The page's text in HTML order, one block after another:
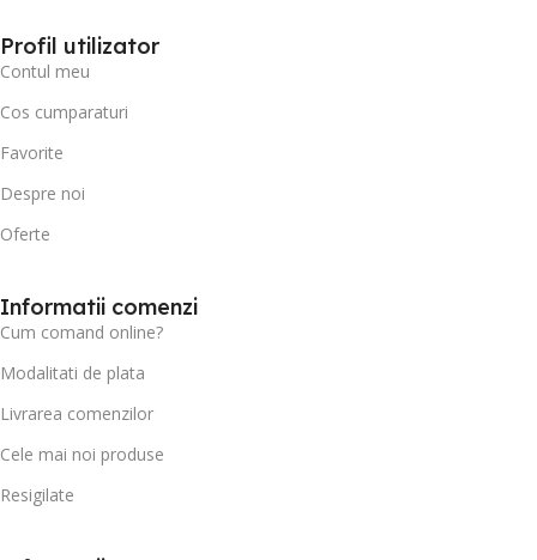
Profil utilizator
Contul meu
Cos cumparaturi
Favorite
Despre noi
Oferte
Informatii comenzi
Cum comand online?
Modalitati de plata
Livrarea comenzilor
Cele mai noi produse
Resigilate